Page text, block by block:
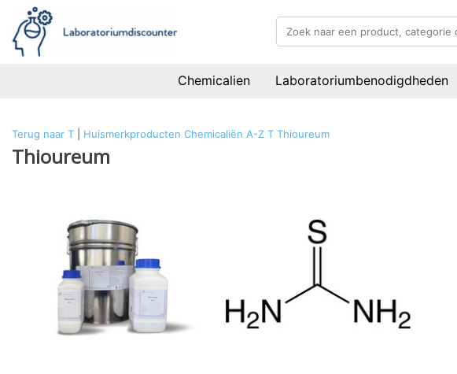
Chemicalien Laboratoriumbenodigdheden
Terug naar T Huismerkproducten Chemicaliën A-Z T Thioureum
Thioureum